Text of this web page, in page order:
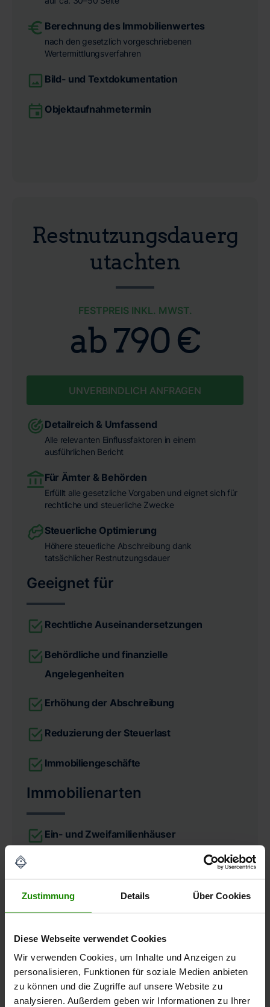
Zustimmung Details Über Cookies
Diese Webseite verwendet Cookies
Wir verwenden Cookies, um Inhalte und Anzeigen zu
personalisieren, Funktionen für soziale Medien anbieten
zu können und die Zugriffe auf unsere Website zu
analysieren. Außerdem geben wir Informationen zu Ihrer
Berechnung des Immobilienwertes
nach den gesetzlich vorgeschriebenen
Wertermittlungsverfahren
Bild- und Textdokumentation
Objektaufnahmetermin
Restnutzungsdauerg
utachten
FESTPREIS INKL. MWST.
ab 790 €
UNVERBINDLICH ANFRAGEN
Detailreich & Umfassend
Alle relevanten Einflussfaktoren in einem
ausführlichen Bericht
Für Ämter & Behörden
Erfüllt alle gesetzliche Vorgaben und eignet sich für
rechtliche und steuerliche Zwecke
Steuerliche Optimierung
Höhere steuerliche Abschreibung dank
tatsächlicher Restnutzungsdauer
Geeignet für
Rechtliche Auseinandersetzungen
Behördliche und finanzielle
Angelegenheiten
Erhöhung der Abschreibung
Reduzierung der Steuerlast
Immobiliengeschäfte
Immobilienarten
Ein- und Zweifamilienhäuser
Doppelhaushälften & Reihenhäuser
Eigentumswohnungen
Wohn- und Geschäftshäuser
Umfang